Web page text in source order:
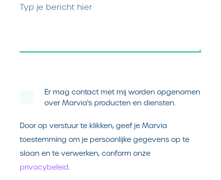
Er mag contact met mij worden opgenomen
over Marvia's producten en diensten.
Door op verstuur te klikken, geef je Marvia
toestemming om je persoonlijke gegevens op te
slaan en te verwerken, conform onze
privacybeleid.